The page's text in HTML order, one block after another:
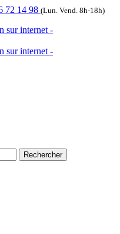
72 14 98 (Lun. Vend. 8h-18h)
Rechercher